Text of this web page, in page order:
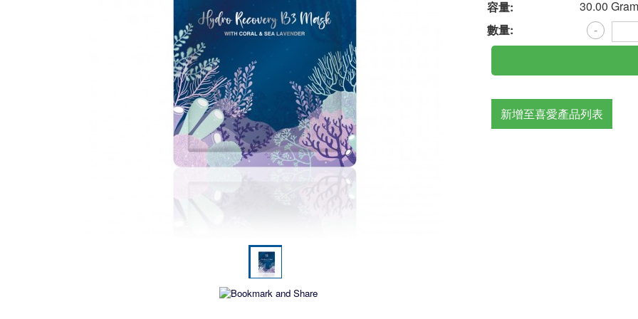
容量:
30.00
數量:
-
新增至喜愛產品列表